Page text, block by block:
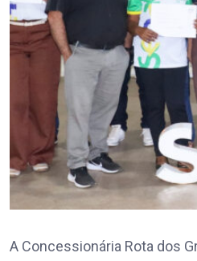
A Concessionária Rota dos